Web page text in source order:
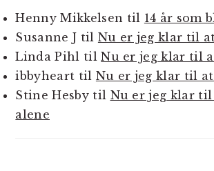
Henny Mikkelsen til 14 år som
Susanne J til Nu er jeg klar til
Linda Pihl tilNu er jeg klar til
ibbyheart til Nu er jeg klar til at
Stine Hesbytil Nu er jeg klar til
alene